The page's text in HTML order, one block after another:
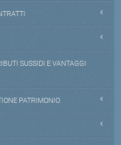
SUSSIDI E VANTAGGI
PATRIMONIO